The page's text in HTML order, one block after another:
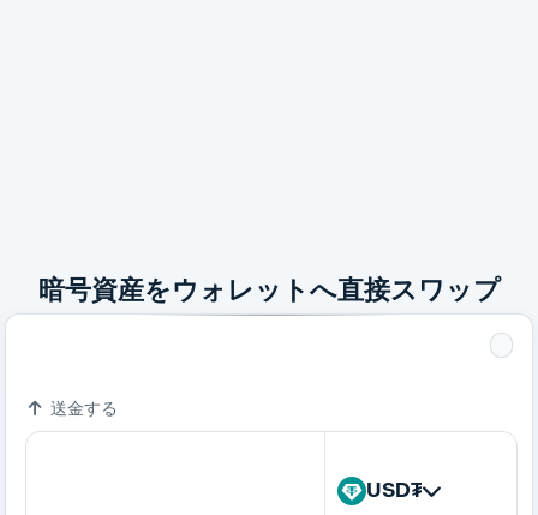
暗号資産をウォレットへ直接スワップ
送金する
USD₮